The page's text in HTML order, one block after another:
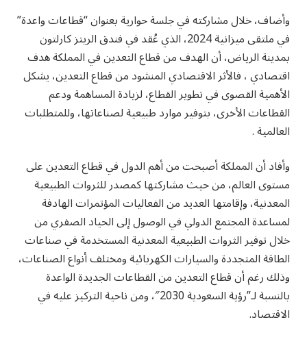
وأضاف، خلال مشاركته في جلسة حوارية بعنوان “قطاعات واعدة”
في ملتقى ميزانية 2024، الذي عُقد في فندق الريتز كارلتون
بمدينة الرياض، أن الهدف من قطاع التعدين في المملكة هدف
اقتصادي ، فالأثر الاقتصادي المنشود من قطاع التعدين، يشكل
الأهمية القصوى في تطوير القطاع، لزيادة المساهمة ودعم
القطاعات الأخرى، بتوفير موارد طبيعية لصناعاتها، وللمتطلبات
العالمية .
وأفاد أن المملكة أصبحت من أهم الدول في قطاع التعدين على
مستوى العالم، من حيث مشاركتها كمصدر للثروات الطبيعية
المعدنية، وإقامتها العديد من الفعاليات المؤتمرات الهادفة
لمساعدة المجتمع الدولي في الوصول إلى الحياد الصفري من
خلال توفير الثروات الطبيعية المعدنية المستخدمة في صناعات
الطاقة المتجددة والسيارات الكهربائية ومختلف أنواع الصناعات،
وذلك رغم أن قطاع التعدين من القطاعات الجديدة الواعدة
بالنسبة لـ”رؤية السعودية 2030″، ومن ناحية التركيز عليه في
الاقتصاد.